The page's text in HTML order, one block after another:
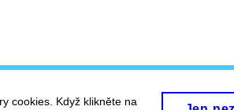
cookies. Když klikněte na